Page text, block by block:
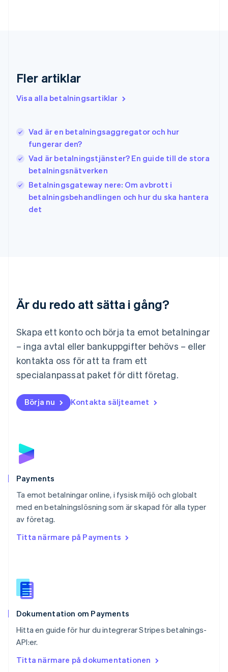
Fler artiklar
Visa alla betalningsartiklar
Vad är en betalningsaggregator och hur
fungerar den?
Vad är betalningstjänster? En guide till de stora
betalningsnätverken
Betalningsgateway nere: Om avbrott i
betalningsbehandlingen och hur du ska hantera
det
Är du redo att sätta i gång?
Skapa ett konto och börja ta emot betalningar
– inga avtal eller bankuppgifter behövs – eller
kontakta oss för att ta fram ett
specialanpassat paket för ditt företag.
Börja nu Kontakta säljteamet
Payments
Ta emot betalningar online, i fysisk miljö och globalt
med en betalningslösning som är skapad för alla typer
av företag.
Titta närmare på Payments
Dokumentation om Payments
Hitta en guide för hur du integrerar Stripes betalnings-
API:er.
Titta närmare på dokumentationen
Hongkong SAR, Kina
English 简体中文
Indien
Italien
ItalianoEnglish
Japan
日本語 English
EnglishFrançais
Kroatien
English
Malaysia
English
Mexiko
Nederländerna
NederlandsEnglish
English
Nya Zeeland
Portugal
Português
English
DeutschFrançaisItalianoEnglish
Singapore
English简体中文
English
Español
Storbritannien
Sverige
Thailand
ไทย
English